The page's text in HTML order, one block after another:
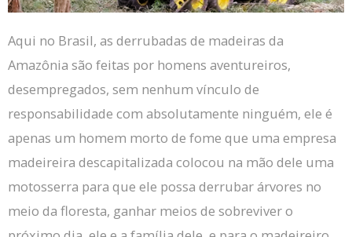
Aqui no Brasil, as derrubadas de madeiras da
Amazônia são feitas por homens aventureiros,
desempregados, sem nenhum vínculo de
responsabilidade com absolutamente ninguém, ele é
apenas um homem morto de fome que uma empresa
madeireira descapitalizada colocou na mão dele uma
motosserra para que ele possa derrubar árvores no
meio da floresta, ganhar meios de sobreviver o